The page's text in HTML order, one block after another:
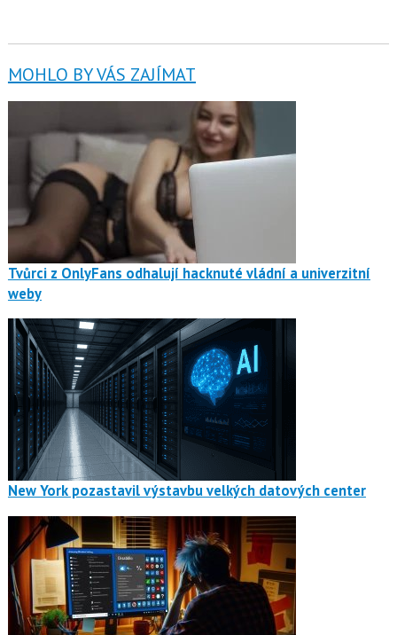
MOHLO BY VÁS ZAJÍMAT
Tvůrci z OnlyFans odhalují hacknuté vládní a univerzitní
weby
New York pozastavil výstavbu velkých datových center